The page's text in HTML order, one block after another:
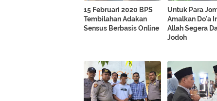
15 Februari 2020 BPS
Tembilahan Adakan
Sensus Berbasis Online
Untuk Para
Amalkan Do'a
Allah Segera
Jodoh